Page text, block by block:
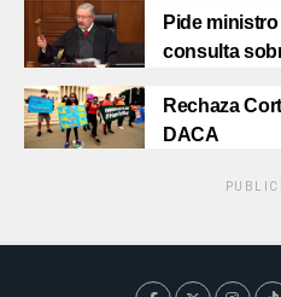
Pide
consulta
Rechaza
DACA